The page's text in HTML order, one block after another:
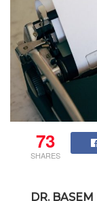
73
SHARES
DR. BASEM